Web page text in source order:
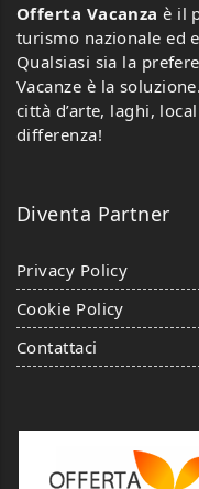
Offerta Vacanza è il
turismo nazionale ed
Qualsiasi sia la
Vacanze è la
città d’arte, laghi,
differenza!
Diventa Partner
Privacy Policy
Cookie Policy
Contattaci